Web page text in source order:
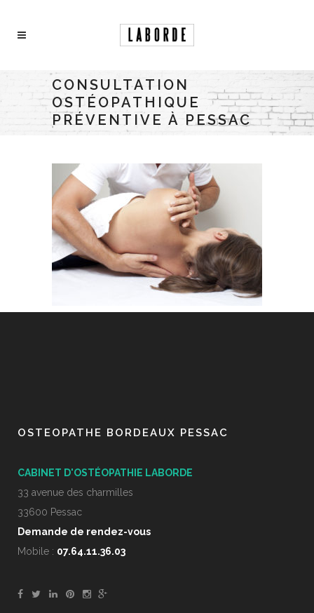
CONSULTATION
OSTÉOPATHIQUE
PRÉVENTIVE À PESSAC
OSTEOPATHE BORDEAUX PESSAC
CABINET D'OSTÉOPATHIE LABORDE
33 avenue des charmilles
33600 Pessac
Demande de rendez-vous
Mobile : 07.64.11.36.03